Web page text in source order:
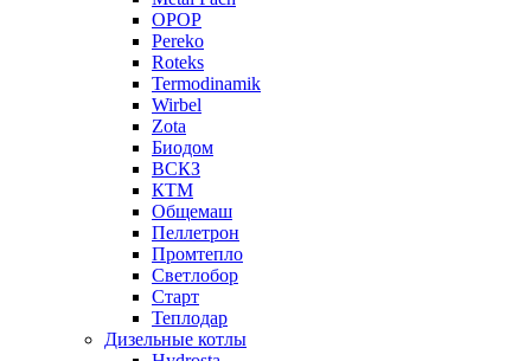
OPOP
Pereko
Roteks
Termodinamik
Wirbel
Zota
Биодом
ВСКЗ
КТМ
Общемаш
Пеллетрон
Промтепло
Светлобор
Старт
Теплодар
Дизельные котлы